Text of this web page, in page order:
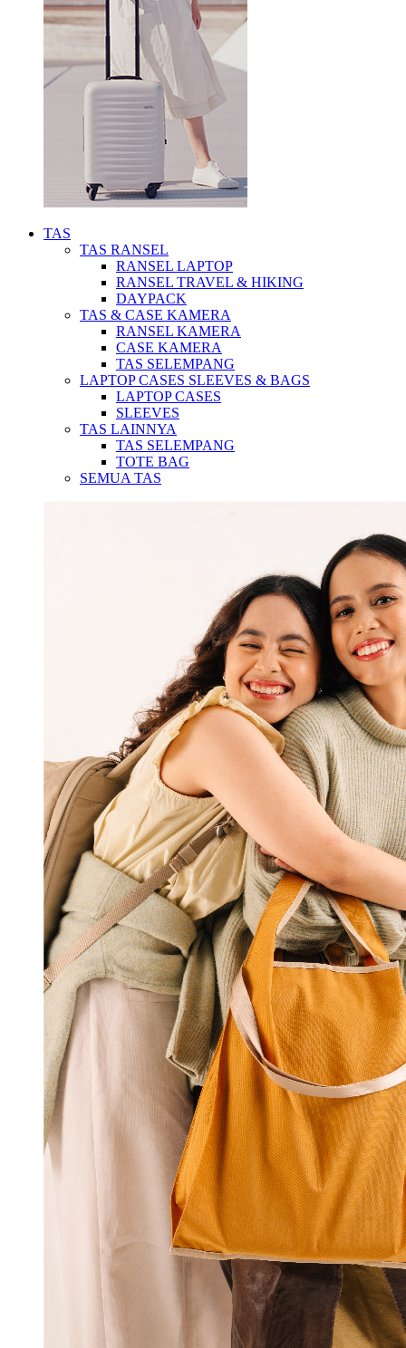
TAS
TAS RANSEL
RANSEL LAPTOP
RANSEL TRAVEL & HIKING
DAYPACK
TAS & CASE KAMERA
RANSEL KAMERA
CASE KAMERA
TAS SELEMPANG
LAPTOP CASES SLEEVES & BAGS
LAPTOP CASES
SLEEVES
TAS LAINNYA
TAS SELEMPANG
TOTE BAG
SEMUA TAS